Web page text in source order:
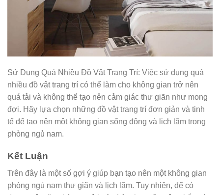
Sử Dụng Quá Nhiều Đồ Vật Trang Trí: Việc sử dụng quá
nhiều đồ vật trang trí có thể làm cho không gian trở nên
quá tải và không thể tạo nên cảm giác thư giãn như mong
đợi. Hãy lựa chọn những đồ vật trang trí đơn giản và tinh
tế để tạo nên một không gian sống động và lịch lãm trong
phòng ngủ nam.
Kết Luận
Trên đây là một số gợi ý giúp bạn tạo nên một không gian
phòng ngủ nam thư giãn và lịch lãm. Tuy nhiên, để có